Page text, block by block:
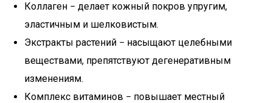
Коллаген − делает кожный покров упругим,
эластичным и шелковистым.
Экстракты растений − насыщают целебными
веществами, препятствуют дегенеративным
изменениям.
Комплекс витаминов − повышает местный